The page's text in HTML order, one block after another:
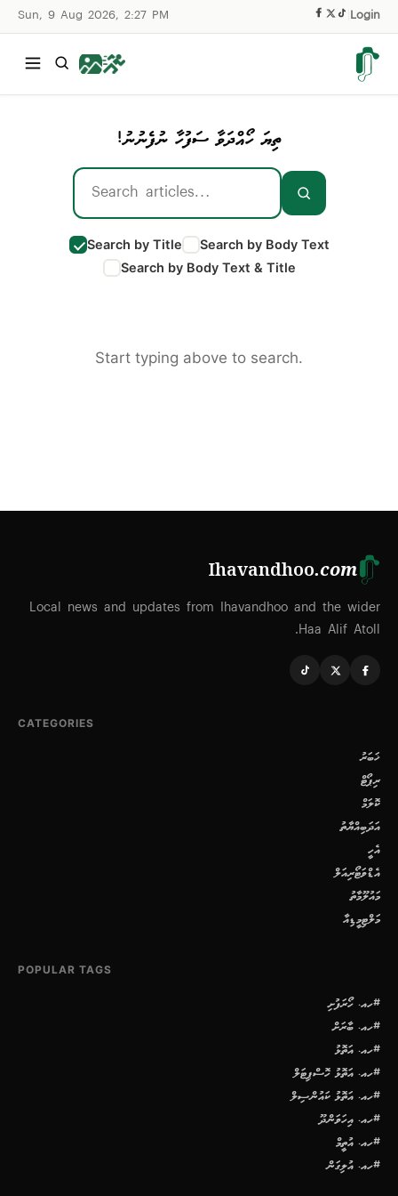
Sun, 9 Aug 2026, 2:27 PM Login
ތިޔަ ހޯއްދަވާ ސަފުހާ ނުފެނުނު!
Search by Title
Search by Body Text
Search by Body Text & Title
Start typing above to search.
Ihavandhoo.com
Local news and updates from Ihavandhoo and the wider
Haa Alif Atoll.
CATEGORIES
ޚަބަރު
ރިޕޯޓް
ކޮލަމް
އަދަބިއްޔާތު
އެހީ
އެޑްވަޓޯރިއަލް
މައުލޫމާތު
މަލްޓިމީޑިއާ
POPULAR TAGS
#ހއ. ހޯރަފުށި
#ހއ. ބާރަށް
#ހއ. އަތޮޅު
#ހއ. އަތޮޅު ހޮސްޕިޓަލް
#ހއ. އަތޮޅު ކައުންސިލް
#ހއ. އިހަވަންދޫ
#ހއ. އުތީމް
#ހއ. އުލިގަން